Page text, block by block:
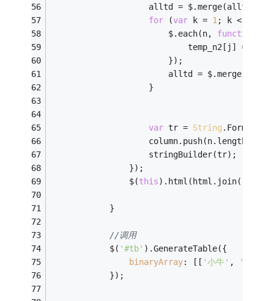
alltd = $.merge(alltd,
for (var k = 1; k <
                        $.each(n,
function
                            temp_n2[j] =
                        });
alltd =
                    }
var tr = String .Format(
column.push(n.length *
                    stringBuilder(tr);
                });
                $(
this).html(html.join(
            }
//调用
            $(
'#tb' ).GenerateTable({
binaryArray: [[ '小牛' , '小雪'
            });